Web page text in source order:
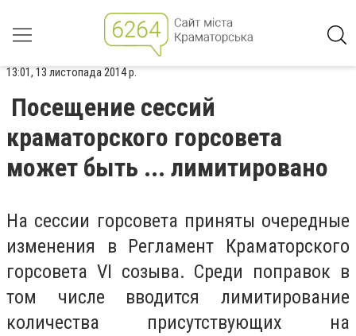
13:01, 13 листопада 2014 р.
Посещение сессий
краматорского горсовета
может быть ... лимитировано
На сессии горсовета приняты очередные
изменения в Регламент Краматорского
горсовета VI созыва. Среди поправок в
том числе вводится лимитирование
количества присутствующих на